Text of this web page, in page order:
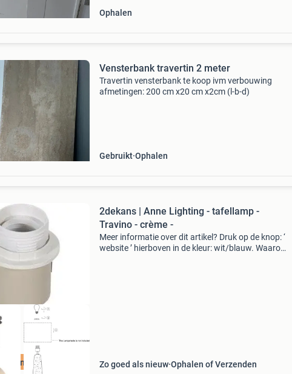
Ophalen
Vensterbank travertin 2 meter
Travertin vensterbank te koop ivm verbouwing
afmetingen: 200 cm x20 cm x2cm (l-b-d)
Gebruikt Ophalen
Deal
2dekans | Anne Lighting - tafellamp -
Travino - crème -
Meer informatie over dit artikel? Druk op de knop: ‘
website ’ hierboven in de kleur: wit/blauw. Waarom
Zo goed als nieuw Ophalen of Verzenden